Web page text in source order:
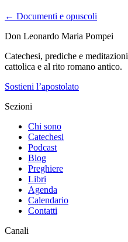
← Documenti e opuscoli
Don Leonardo Maria Pompei
Catechesi, prediche e
cattolica e al rito romano antico.
Sostieni l’apostolato
Sezioni
Chi sono
Catechesi
Podcast
Blog
Preghiere
Libri
Agenda
Calendario
Contatti
Canali